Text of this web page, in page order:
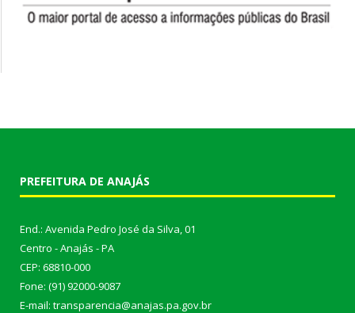
PREFEITURA DE ANAJÁS
End.: Avenida Pedro José da Silva, 01
Centro - Anajás - PA
CEP: 68810-000
Fone: (91) 92000-9087
E-mail: transparencia@anajas.pa.gov.br